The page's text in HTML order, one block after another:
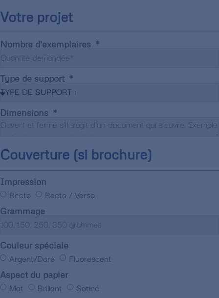
Votre projet
Nombre d'exemplaires
Type de support
Dimensions
Couverture (si brochure)
Impression
Recto Recto / Verso
Grammage
Couleur spéciale
Argent/Doré Fluorescent
Aspect du papier
Mat Brillant Satiné